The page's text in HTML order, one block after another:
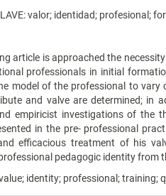
valor; identidad; profesional;
article is approached the
professionals in initial
model of the professional to vary
and valve are determined; in
empiricist investigations of the
in the pre- professional
efficacious treatment of his
pedagogic identity from
value; identity; professional; training;